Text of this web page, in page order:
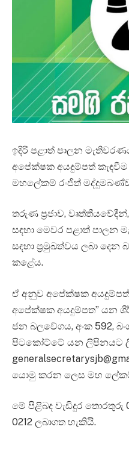
ඉදිරි පළාත් පාලන
අපේක්ෂක අයදුම්පත්
මහලේකම් රංජිත්
තරුණ ප්‍රජාව,
සඳහා මෙවර පළාත්
සඳහා ප්‍රමුඛත්වය ලබා
කළේය.
ඒ අනුව අපේක්ෂක
අපේක්ෂක අයදුම්පත” යන
ජන බලවේගය, අංක 592,
පිටකෝට්ටේ යන ලිපිනයට
යොමු කරන ලෙස මහ
මේ පිළිබද වැඩිදුර තොරතුරු
0212 ලබාගත හැකියි.